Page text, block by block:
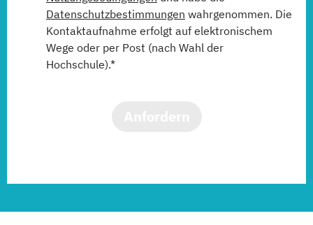
Datenschutzbestimmungen wahrgenommen. Die
Kontaktaufnahme erfolgt auf elektronischem
Wege oder per Post (nach Wahl der
Hochschule).*